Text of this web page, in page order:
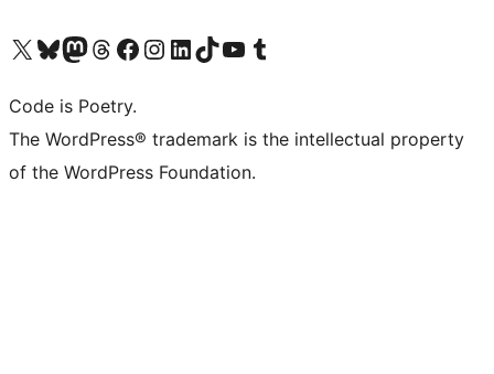
Visita il nostro account X (ex Twitter)
Visita il nostro account Bluesky
Visita il nostro account Mastodon
Visita il nostro account Threads
Visita la nostra pagina Facebook
Visita il nostro account Instagram
Visita il nostro account LinkedIn
Visita il nostro account TikTok
Visita il nostro canale YouTube
Visita il nostro account Tumblr
Code is Poetry.
The WordPress® trademark is the intellectual property
of the WordPress Foundation.